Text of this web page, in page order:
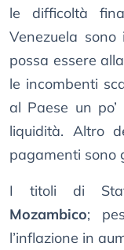
le difficoltà
Venezuela
possa essere
le incombenti
al Paese un
liquidità. Altro
pagamenti sono
I titoli di
Mozambico;
l’inflazione in